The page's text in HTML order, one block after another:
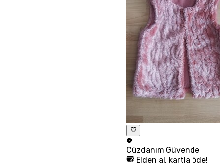
Cüzdanım Güvende
Elden al, kartla öde!